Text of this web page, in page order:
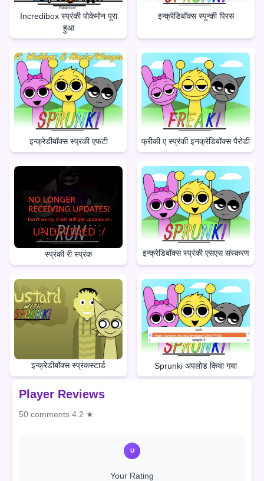
Incredibox स्प्रंकी पोकेमोन पूरा
हुआ
इन्क्रेडिबॉक्स स्पुन्की पिरस
इन्क्रेडीबॉक्स स्प्रंकी एफटी फ्रीकी ए स्प्रंकी इनक्रेडिबॉक्स पैरोडी
स्प्रंकी री स्प्रंक इन्क्रेडिबॉक्स स्प्रंकी एसएस संस्करण
इन्क्रेडीबॉक्स स्प्रंकस्टार्ड Sprunki अपलोड किया गया
Player Reviews
50 comments 4.2 ★
U
Your Rating